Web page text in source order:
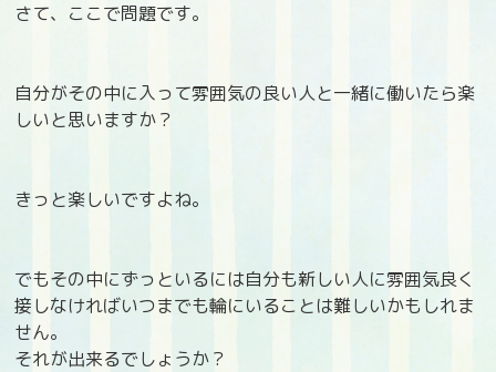
さて、ここで問題です。
自分がその中に入って雰囲気の良い人と一緒に働いたら楽
しいと思いますか？
きっと楽しいですよね。
でもその中にずっといるには自分も新しい人に雰囲気良く
接しなければいつまでも輪にいることは難しいかもしれま
せん。
それが出来るでしょうか？